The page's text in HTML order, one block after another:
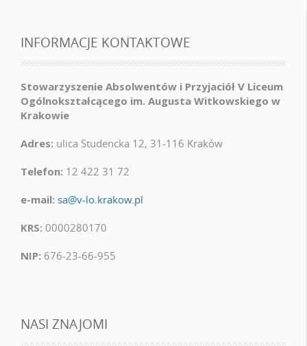
INFORMACJE KONTAKTOWE
Stowarzyszenie Absolwentów i Przyjaciół V Liceum
Ogólnokształcącego im. Augusta Witkowskiego w
Krakowie
Adres: ulica Studencka 12, 31-116 Kraków
Telefon: 12 422 31 72
e-mail: sa@v-lo.krakow.pl
KRS: 0000280170
NIP: 676-23-66-955
NASI ZNAJOMI